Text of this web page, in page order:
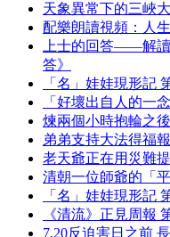
天象異常下的三峽
配樂朗讀視頻：人
上士的回答——解
答》
「名」娃娃現形記
「好壞出自人的一
煉兩個小時抱輪之
弟弟支持大法得福報
老天爺正在用災難
清朝一位師爺的「平
「名」娃娃現形記
《清流》正見周報
7.20反迫害日之前